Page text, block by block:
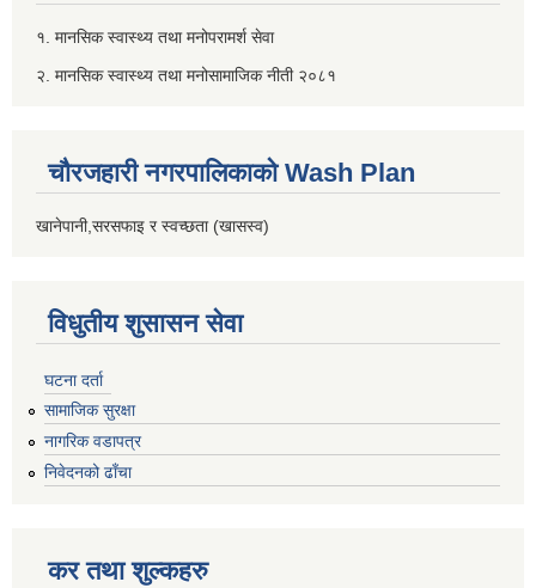
१. मानसिक स्वास्थ्य तथा मनोपरामर्श सेवा
२. मानसिक स्वास्थ्य तथा मनोसामाजिक नीती २०८१
चौरजहारी नगरपालिकाको Wash Plan
खानेपानी,सरसफाइ र स्वच्छता (खासस्व)
विधुतीय शुसासन सेवा
घटना दर्ता
सामाजिक सुरक्षा
नागरिक वडापत्र
निवेदनको ढाँचा
कर तथा शुल्कहरु